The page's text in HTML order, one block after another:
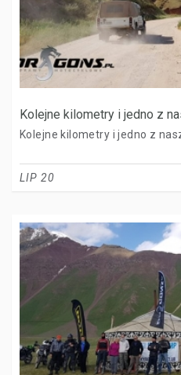
Kolejne kilometry i jedno z
Kolejne kilometry i jedno z
LIP 20